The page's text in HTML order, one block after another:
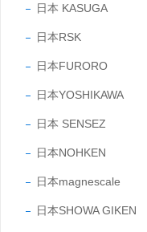
日本 KASUGA
日本RSK
日本FURORO
日本YOSHIKAWA
日本 SENSEZ
日本NOHKEN
日本magnescale
日本SHOWA GIKEN